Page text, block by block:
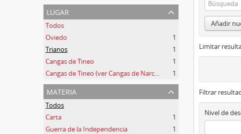
lugar
Todos
Oviedo
1
Trianos
1
Cangas de Tineo
1
Cangas de Tineo (ver Cangas de Narcea)
1
materia
Todos
Carta
1
Guerra de la Independencia
1
Añadir
Limitar
Filtrar
Nivel de